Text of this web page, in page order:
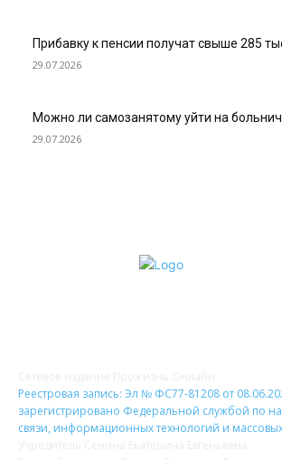
Прибавку к пенсии получат свыше 285
29.07.2026
Можно ли самозанятому уйти на
29.07.2026
Реестровая запись: Эл № ФС77-81208 от
зарегистрировано Федеральной службой по
связи, информационных технологий и